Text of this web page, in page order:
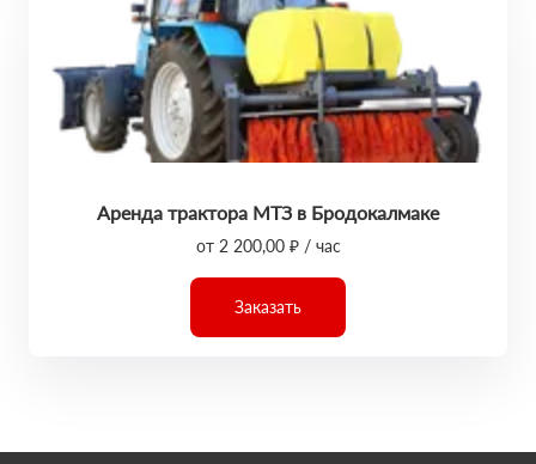
Аренда трактора МТЗ в Бродокалмаке
от 2 200,00 ₽ / час
Заказать